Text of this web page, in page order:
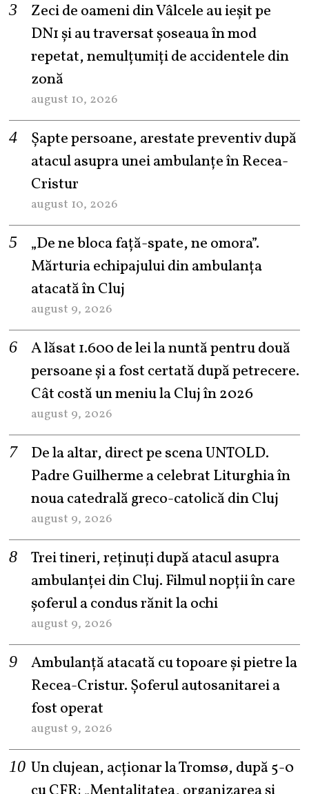
Zeci de oameni din Vâlcele au ieșit pe
DN1 și au traversat șoseaua în mod
repetat, nemulțumiți de accidentele din
zonă
august 10, 2026
Șapte persoane, arestate preventiv după
atacul asupra unei ambulanțe în Recea-
Cristur
august 10, 2026
„De ne bloca față-spate, ne omora”.
Mărturia echipajului din ambulanța
atacată în Cluj
august 9, 2026
A lăsat 1.600 de lei la nuntă pentru două
persoane și a fost certată după petrecere.
Cât costă un meniu la Cluj în 2026
august 9, 2026
De la altar, direct pe scena UNTOLD.
Padre Guilherme a celebrat Liturghia în
noua catedrală greco-catolică din Cluj
august 9, 2026
Trei tineri, reținuți după atacul asupra
ambulanței din Cluj. Filmul nopții în care
șoferul a condus rănit la ochi
august 9, 2026
Ambulanță atacată cu topoare și pietre la
Recea-Cristur. Șoferul autosanitarei a
fost operat
august 9, 2026
Un clujean, acționar la Tromsø, după 5-0